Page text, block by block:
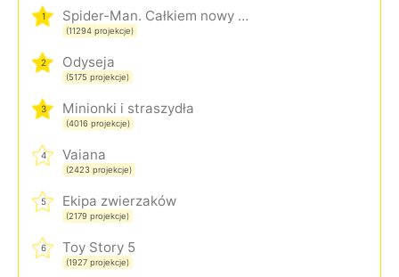
1 Spider-Man. Całkiem nowy dzień
(11294 projekcje)
2 Odyseja
(5175 projekcje)
3 Minionki i straszydła
(4016 projekcje)
4 Vaiana
(2423 projekcje)
5 Ekipa zwierzaków
(2179 projekcje)
6 Toy Story 5
(1927 projekcje)